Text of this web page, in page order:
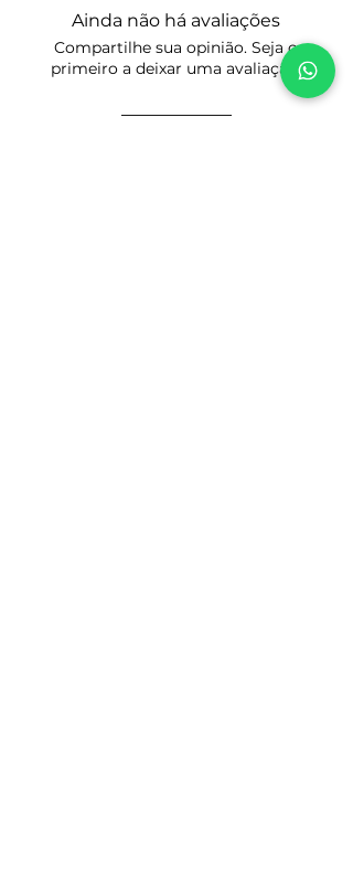
de peças que deseja.
Tenha certeza do modelo e do ano que
você precisa. Tire todas as suas
dúvidas antes de comprar para evitar
compra clicando no Botão: Comprar.
Preencha seus dados cadastrais para
os devidos fins fiscais, faça o
Download do Produto escolhido.
Ainda não há avaliações
Compartilhe sua opinião. Seja o
primeiro a deixar uma avaliação.